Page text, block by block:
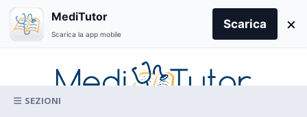
content
for:
MediTutor
Scarica la app mobile
Scarica ×